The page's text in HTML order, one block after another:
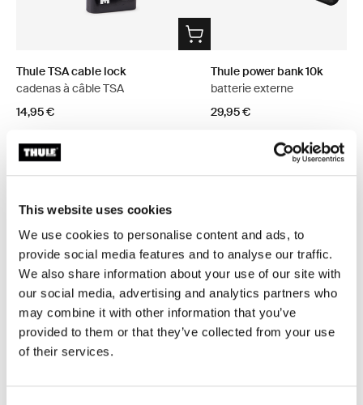
This website uses cookies
We use cookies to personalise content and ads, to
provide social media features and to analyse our traffic.
We also share information about your use of our site with
our social media, advertising and analytics partners who
may combine it with other information that you’ve
provided to them or that they’ve collected from your use
of their services.
Thule TSA cable lock
cadenas à câble TSA
14,95 €
Thule power bank 10k
batterie externe
29,95 €
Toggle overview
Description du produit
Toggle features
Toutes les caractéristiques
Toggle techspec
Caractéristiques techniques
Commentaires